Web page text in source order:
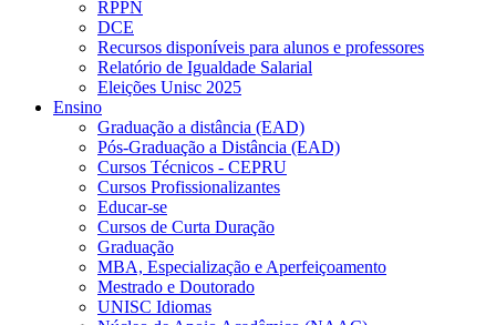
RPPN
DCE
Recursos disponíveis para alunos e professores
Relatório de Igualdade Salarial
Eleições Unisc 2025
Ensino
Graduação a distância (EAD)
Pós-Graduação a Distância (EAD)
Cursos Técnicos - CEPRU
Cursos Profissionalizantes
Educar-se
Cursos de Curta Duração
Graduação
MBA, Especialização e Aperfeiçoamento
Mestrado e Doutorado
UNISC Idiomas